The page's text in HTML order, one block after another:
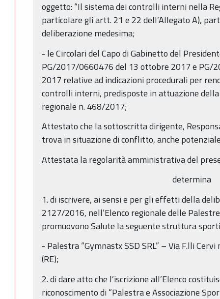
oggetto: “Il sistema dei controlli interni nella
particolare gli artt. 21 e 22 dell’Allegato A),
deliberazione medesima;
- le Circolari del Capo di Gabinetto del
PG/2017/0660476 del 13 ottobre 2017 e PG/
2017 relative ad indicazioni procedurali per
controlli interni, predisposte in attuazione
regionale n. 468/2017;
Attestato che la sottoscritta dirigente,
trova in situazione di conflitto, anche
Attestata la regolarità amministrativa del
determina
1. di iscrivere, ai sensi e per gli effetti della
2127/2016, nell’Elenco regionale delle
promuovono Salute la seguente struttura
- Palestra “Gymnastx SSD SRL” – Via F.lli
(RE);
2. di dare atto che l’iscrizione all’Elenco
riconoscimento di “Palestra e Associazione